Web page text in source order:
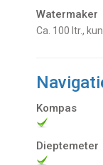
Watermaker
Ca. 100 ltr.,
Kompas
Dieptemeter